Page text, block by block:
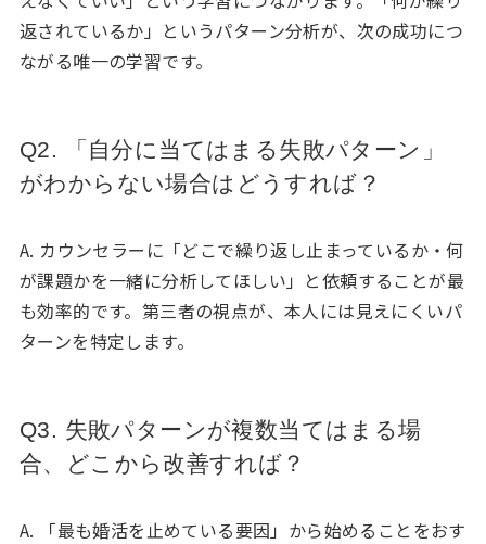
返されているか」というパターン分析が、次の成功につ
ながる唯一の学習です。
Q2. 「自分に当てはまる失敗パターン」
がわからない場合はどうすれば？
A. カウンセラーに「どこで繰り返し止まっているか・何
が課題かを一緒に分析してほしい」と依頼することが最
も効率的です。第三者の視点が、本人には見えにくいパ
ターンを特定します。
Q3. 失敗パターンが複数当てはまる場
合、どこから改善すれば？
A. 「最も婚活を止めている要因」から始めることをおす